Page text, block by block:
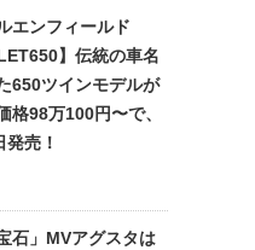
エンフィールド
】伝統の車名
650ツインモデルが
格98万100円〜で、
売！
石」MVアグスタは